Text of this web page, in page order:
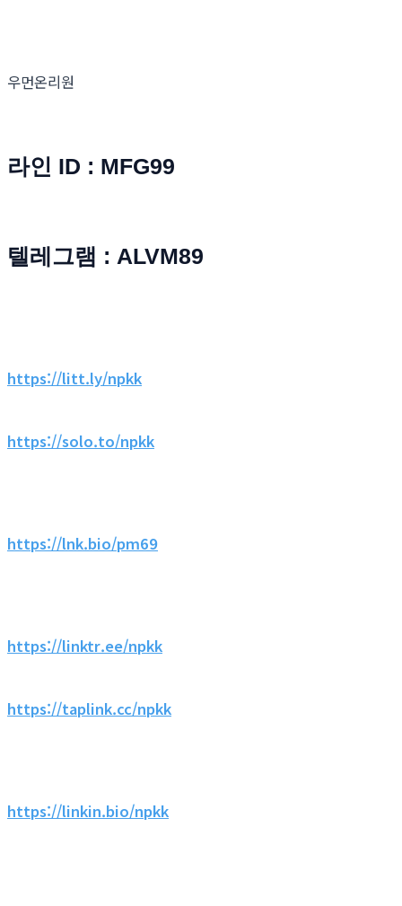
우먼온리원
라인 ID : MFG99
텔레그램 : ALVM89
https://litt.ly/npkk
https://solo.to/npkk
https://lnk.bio/pm69
https://linktr.ee/npkk
https://taplink.cc/npkk
https://linkin.bio/npkk